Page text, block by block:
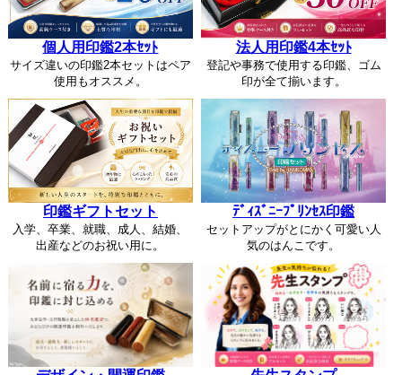
個人用印鑑2本ｾｯﾄ
サイズ違いの印鑑2本セットはペア
使用もオススメ。
法人用印鑑4本ｾｯﾄ
登記や事務で使用する印鑑、ゴム
印が全て揃います。
印鑑ギフトセット
入学、卒業、就職、成人、結婚、
出産などのお祝い用に。
ﾃﾞｨｽﾞﾆｰﾌﾟﾘﾝｾｽ印鑑
セットアップがとにかく可愛い人
気のはんこです。